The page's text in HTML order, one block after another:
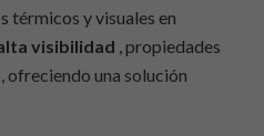
térmicos y visuales en
visibilidad , propiedades
ofreciendo una solución